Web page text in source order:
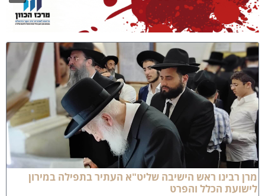
רבינו ראש הישיבה שליט"א העתיר בתפילה במירון
הכלל והפרט